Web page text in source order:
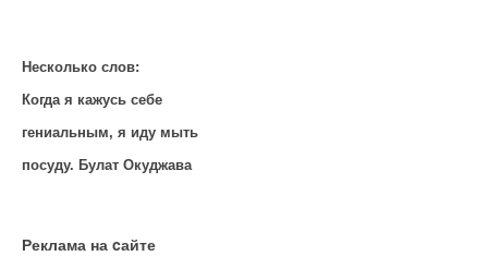
Несколько слов:
Когда я кажусь себе
гениальным, я иду мыть
посуду. Булат Окуджава
Реклама на cайте